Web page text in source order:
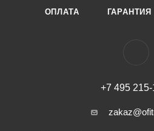
ОПЛАТА ГАРАНТИЯ
+7 495